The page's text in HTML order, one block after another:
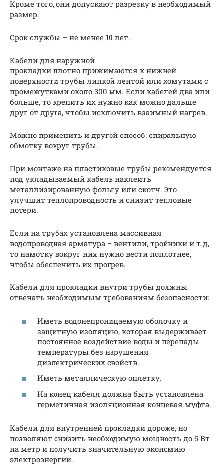
Кроме того, они допускают разрезку в необходимый
размер.
Срок службы – не менее 10 лет.
Кабели для наружной
прокладки плотно прижимаются к нижней
поверхности трубы липкой лентой или хомутами с
промежутками около 300 мм. Если кабелей два или
больше, то крепить их нужно как можно дальше
друг от друга, чтобы исключить взаимный нагрев.
Можно применить и другой способ: спиральную
обмотку вокруг трубы.
При монтаже на пластиковые трубы рекомендуется
под укладываемый кабель наклеить
металлизированную фольгу или скотч. Это
улучшит теплопроводность и снизит тепловые
потери.
Если на трубах установлена массивная
водопроводная арматура – вентили, тройники и т.д,
то намотку вокруг них нужно вести поплотнее,
чтобы обеспечить их прогрев.
Кабели для прокладки внутри трубы должны
отвечать необходимым требованиям безопасности:
Иметь водонепроницаемую оболочку и
защитную изоляцию, которая выдерживает
постоянное воздействие воды и перепады
температуры без нарушения
диэлектрических свойств.
Иметь металлическую оплетку.
На конец кабеля должна быть установлена
герметичная изоляционная концевая муфта.
Кабели для внутренней прокладки дороже, но
позволяют снизить необходимую мощность до 5 Вт
на метр и получить значительную экономию
электроэнергии.